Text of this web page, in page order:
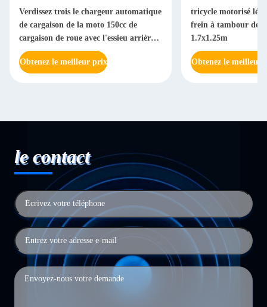
Verdissez trois le chargeur automatique
de cargaison de la moto 150cc de
cargaison de roue avec l'essieu arrière
normal
Obtenez le meilleur prix
tricycle motorisé
frein à tambour de
1.7x1.25m
Obtenez le meilleur
le contact